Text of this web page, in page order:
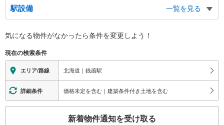
駅設備
一覧を見る
※段差なしでの移動経路
地上⇔改札⇔ホーム：○
エレベータ
・各ホーム⇔跨線橋
トイレ
《多機能トイレ》
気になる物件がなかったら条件を変更しよう！
現在の検索条件
エリア/路線 北海道｜銭函駅
詳細条件 価格未定を含む｜建築条件付き土地を含む
新着物件通知を受け取る